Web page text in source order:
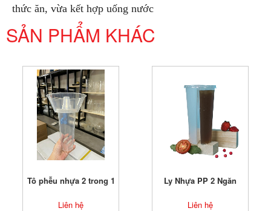
thức ăn, vừa kết hợp uống nước
SẢN PHẨM KHÁC
Tô phễu nhựa 2 trong 1
Liên hệ
Ly Nhựa PP 2 Ngăn
Liên hệ